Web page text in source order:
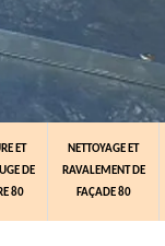
ET
DE
80
NETTOYAGE ET
RAVALEMENT DE
FAÇADE 80